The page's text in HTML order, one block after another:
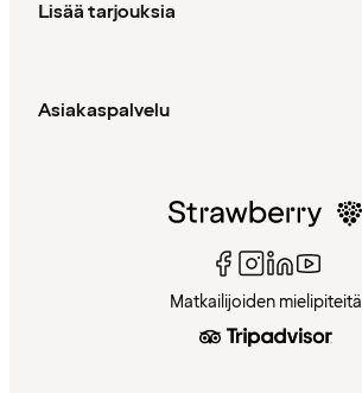
Lisää tarjouksia
Asiakaspalvelu
Matkailijoiden mielipiteitä